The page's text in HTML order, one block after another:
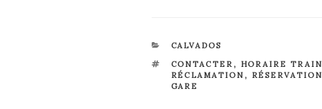
CATÉGORIES
CALVADOS
ÉTIQUETTES
CONTACTER, HORAIRE TRAIN
RÉCLAMATION , RÉSERVATION
GARE